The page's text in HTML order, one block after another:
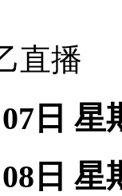
直播
日 星
日 星